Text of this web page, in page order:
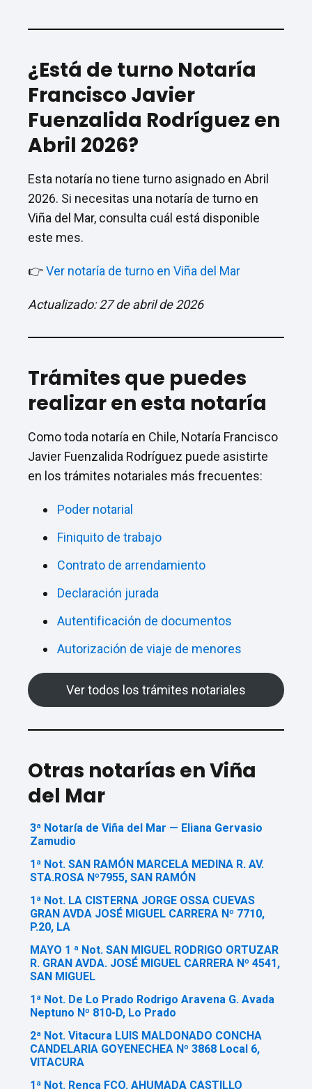
¿Está de turno Notaría
Francisco Javier
Fuenzalida Rodríguez en
Abril 2026?
Esta notaría no tiene turno asignado en Abril
2026. Si necesitas una notaría de turno en
Viña del Mar, consulta cuál está disponible
este mes.
👉Ver notaría de turno en Viña del Mar
Actualizado: 27 de abril de 2026
Trámites que puedes
realizar en esta notaría
Como toda notaría en Chile, Notaría Francisco
Javier Fuenzalida Rodríguez puede asistirte
en los trámites notariales más frecuentes:
Poder notarial
Finiquito de trabajo
Contrato de arrendamiento
Declaración jurada
Autentificación de documentos
Autorización de viaje de menores
Ver todos los trámites notariales
Otras notarías en Viña
del Mar
3ª Notaría de Viña del Mar — Eliana Gervasio
Zamudio
1ª Not. SAN RAMÓN MARCELA MEDINA R. AV.
STA.ROSA Nº7955, SAN RAMÓN
1ª Not. LA CISTERNA JORGE OSSA CUEVAS
GRAN AVDA JOSÉ MIGUEL CARRERA Nº 7710,
P.20, LA
MAYO 1 ª Not. SAN MIGUEL RODRIGO ORTUZAR
R. GRAN AVDA. JOSÉ MIGUEL CARRERA Nº 4541,
SAN MIGUEL
1ª Not. De Lo Prado Rodrigo Aravena G. Avada
Neptuno Nº 810-D, Lo Prado
2ª Not. Vitacura LUIS MALDONADO CONCHA
CANDELARIA GOYENECHEA Nº 3868 Local 6,
VITACURA
1ª Not. Renca FCO. AHUMADA CASTILLO